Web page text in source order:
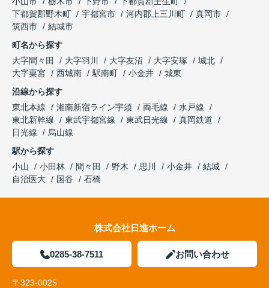
下都賀郡野木町
宇都宮市 河内郡上三川町
真岡市
筑西市
結城市
町名から探す
大字間々田
大字羽川 大字友沼 大字安塚
城北
大字粟宮
西城南 駅南町 小金井
城東
沿線から探す
東北本線
湘南新宿ライン宇須 両毛線
水戸線
東北新幹線
東武宇都宮線 東武日光線
真岡鉄道
日光線
烏山線
駅から探す
小山
小田林 間々田 野木 思川 小金井
結城
自治医大
国谷 石橋
株式会社日進ホーム
0285-38-7511 お問い合わせ
〒323-0025